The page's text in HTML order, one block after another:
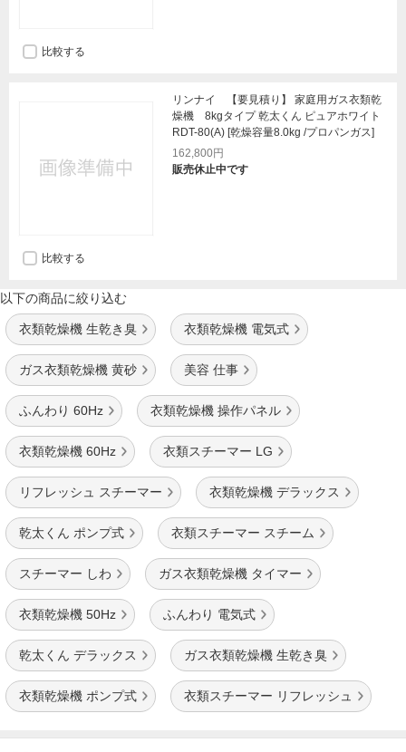
比較する
リンナイ 【要見積り】 家庭用ガス衣類乾
燥機 8kgタイプ 乾太くん ピュアホワイト
RDT-80(A) [乾燥容量8.0kg /プロパンガス]
162,800円
販売休止中です
比較する
以下の商品に絞り込む
衣類乾燥機 生乾き臭 衣類乾燥機 電気式
ガス衣類乾燥機 黄砂 美容 仕事
ふんわり 60Hz 衣類乾燥機 操作パネル
衣類乾燥機 60Hz 衣類スチーマー LG
リフレッシュ スチーマー 衣類乾燥機 デラックス
乾太くん ポンプ式 衣類スチーマー スチーム
スチーマー しわ ガス衣類乾燥機 タイマー
衣類乾燥機 50Hz ふんわり 電気式
乾太くん デラックス ガス衣類乾燥機 生乾き臭
衣類乾燥機 ポンプ式 衣類スチーマー リフレッシュ